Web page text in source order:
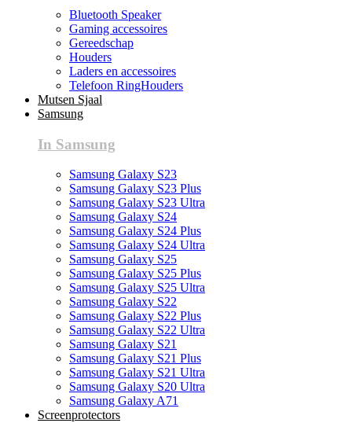
Bluetooth Speaker
Gaming accessoires
Gereedschap
Houders
Laders en accessoires
Telefoon RingHouders
Mutsen Sjaal
Samsung
In Samsung
Samsung Galaxy S23
Samsung Galaxy S23 Plus
Samsung Galaxy S23 Ultra
Samsung Galaxy S24
Samsung Galaxy S24 Plus
Samsung Galaxy S24 Ultra
Samsung Galaxy S25
Samsung Galaxy S25 Plus
Samsung Galaxy S25 Ultra
Samsung Galaxy S22
Samsung Galaxy S22 Plus
Samsung Galaxy S22 Ultra
Samsung Galaxy S21
Samsung Galaxy S21 Plus
Samsung Galaxy S21 Ultra
Samsung Galaxy S20 Ultra
Samsung Galaxy A71
Screenprotectors